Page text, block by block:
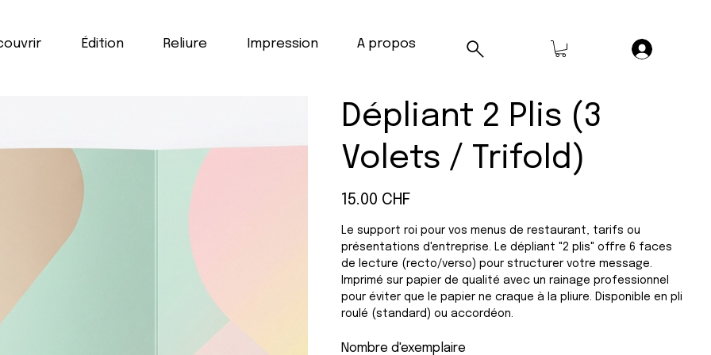
Édition Reliure Impression A propos
Dépliant 2 Plis (3
Volets / Trifold)
Prix
15.00 CHF
Le support roi pour vos menus de restaurant, tarifs ou
présentations d'entreprise. Le dépliant "2 plis" offre 6 faces
de lecture (recto/verso) pour structurer votre message.
Imprimé sur papier de qualité avec un rainage professionnel
pour éviter que le papier ne craque à la pliure. Disponible en pli
roulé (standard) ou accordéon.
Nombre d'exemplaire